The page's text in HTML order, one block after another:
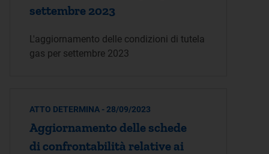
settembre 2023
L'aggiornamento delle condizioni di tutela
gas per settembre 2023
ATTO DETERMINA - 28/09/2023
Aggiornamento delle schede
di confrontabilità relative ai